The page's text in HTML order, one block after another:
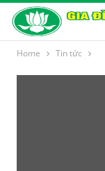
Home Tin tức